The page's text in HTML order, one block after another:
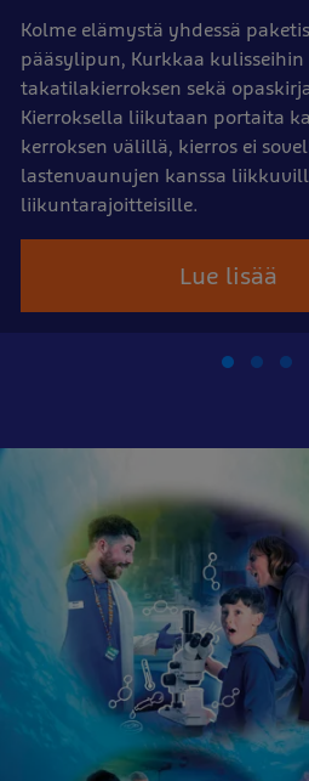
Kolme elämystä yhdessä
pääsylipun, Kurkkaa kulisseihin
takatilakierroksen sekä
Kierroksella liikutaan portaita
kerroksen välillä, kierros ei
lastenvaunujen kanssa
liikuntarajoitteisille.
Lue lisää